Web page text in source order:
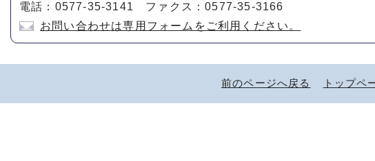
電話：0577-35-3141 ファクス：0577-35-3166
お問い合わせは専用フォームをご利用ください。
前のページへ戻る トップペ